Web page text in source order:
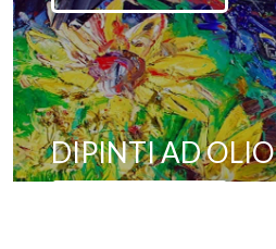
DIPINTI AD OLIO